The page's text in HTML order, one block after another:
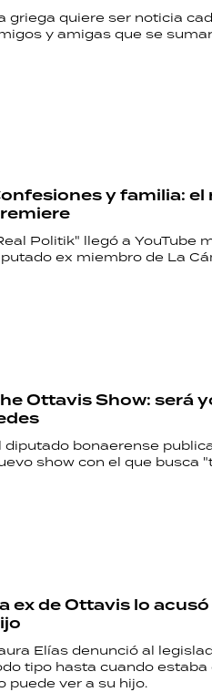
griega quiere ser noticia
y amigas que se
y familia:
Politik" llegó a YouTube
ex miembro de La
Ottavis Show: será
diputado bonaerense
show con el que busca
ex de Ottavis lo
Elías denunció al
tipo hasta cuando
puede ver a su hijo.